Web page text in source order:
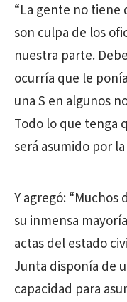
“La gente no tiene
son culpa de los
nuestra parte.
ocurría que le
una S en algunos
Todo lo que tenga
será asumido por
Y agregó:
su inmensa
actas del estado
Junta disponía de
capacidad para